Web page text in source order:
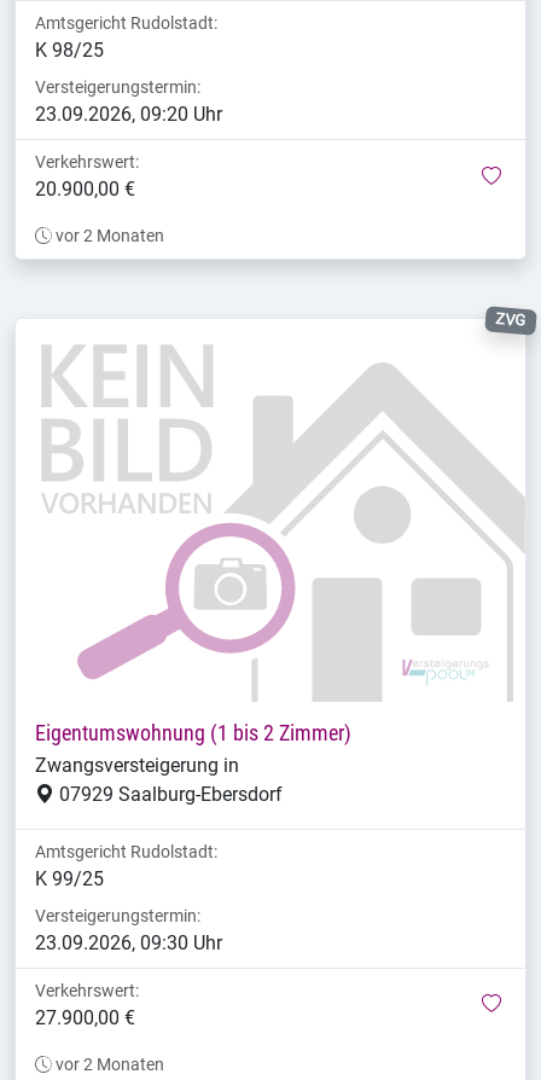
Amtsgericht Rudolstadt:
K 98/25
Versteigerungstermin:
23.09.2026, 09:20 Uhr
Verkehrswert:
20.900,00 €
vor 2 Monaten
ZVG
Eigentumswohnung (1 bis 2 Zimmer)
Zwangsversteigerung in
07929 Saalburg-Ebersdorf
Amtsgericht Rudolstadt:
K 99/25
Versteigerungstermin:
23.09.2026, 09:30 Uhr
Verkehrswert:
27.900,00 €
vor 2 Monaten